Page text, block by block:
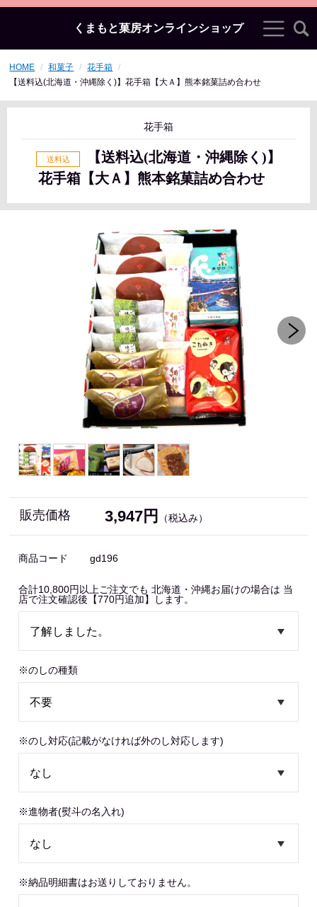
くまもと菓房オンラインショップ
HOME 和菓子
花手箱
【送料込(北海道・沖縄除く)】花手箱【大Ａ】熊本銘菓詰め合わせ
花手箱
【送料込(北海道・沖縄除く)】
花手箱【大Ａ】熊本銘菓詰め合わせ
販売価格 3,947円 （税込み）
商品コード gd196
合計10,800円以上ご注文でも 北海道・沖縄お届けの場合は 当
店で注文確認後【770円追加】します。
※のしの種類
※のし対応(記載がなければ外のし対応します)
※進物者(熨斗の名入れ)
※納品明細書はお送りしておりません。